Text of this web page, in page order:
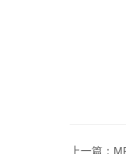
上一篇：